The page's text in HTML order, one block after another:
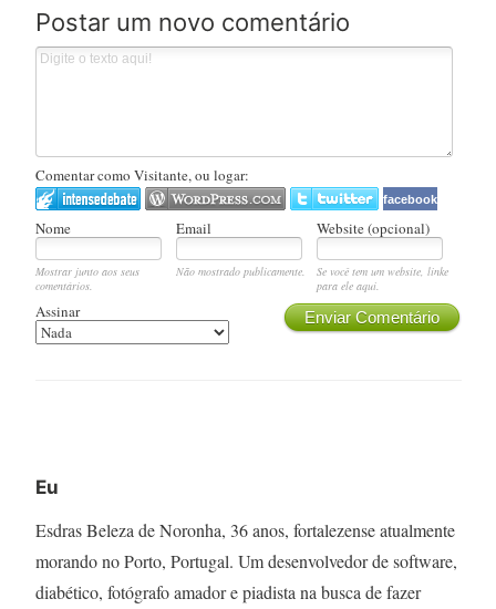
Postar um novo comentário
Comentar como Visitante, ou logar:
facebook
Nome Email Website (opcional)
Mostrar junto aos seus
comentários.
Não mostrado publicamente.
Se você tem um website, linke
para ele aqui.
Enviar Comentário
Assinar
Eu
Esdras Beleza de Noronha, 36 anos, fortalezense atualmente
morando no Porto, Portugal. Um desenvolvedor de software,
diabético, fotógrafo amador e piadista na busca de fazer